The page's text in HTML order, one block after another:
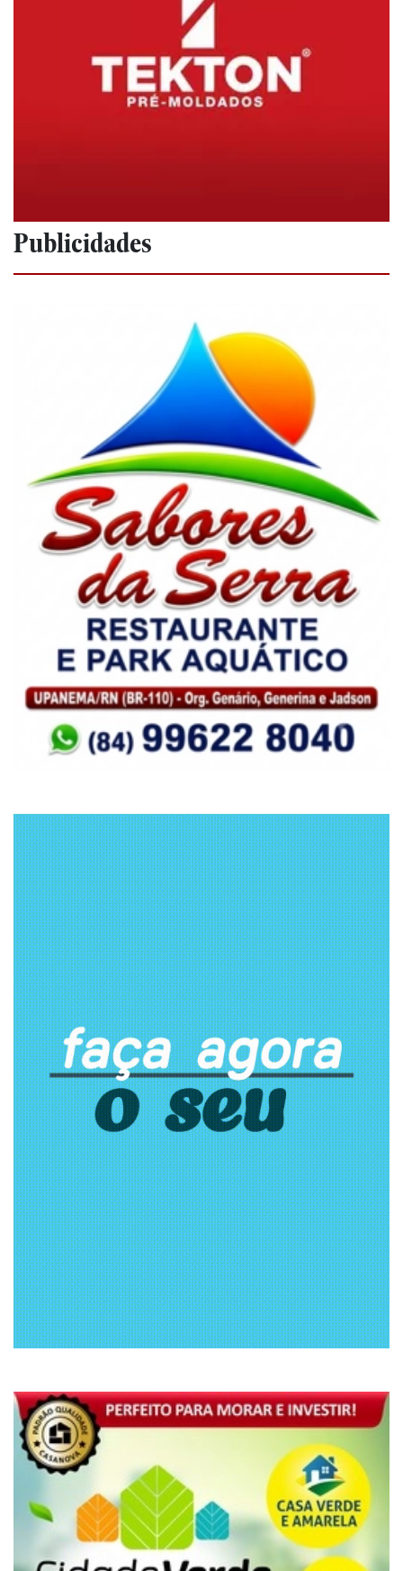
Publicidades